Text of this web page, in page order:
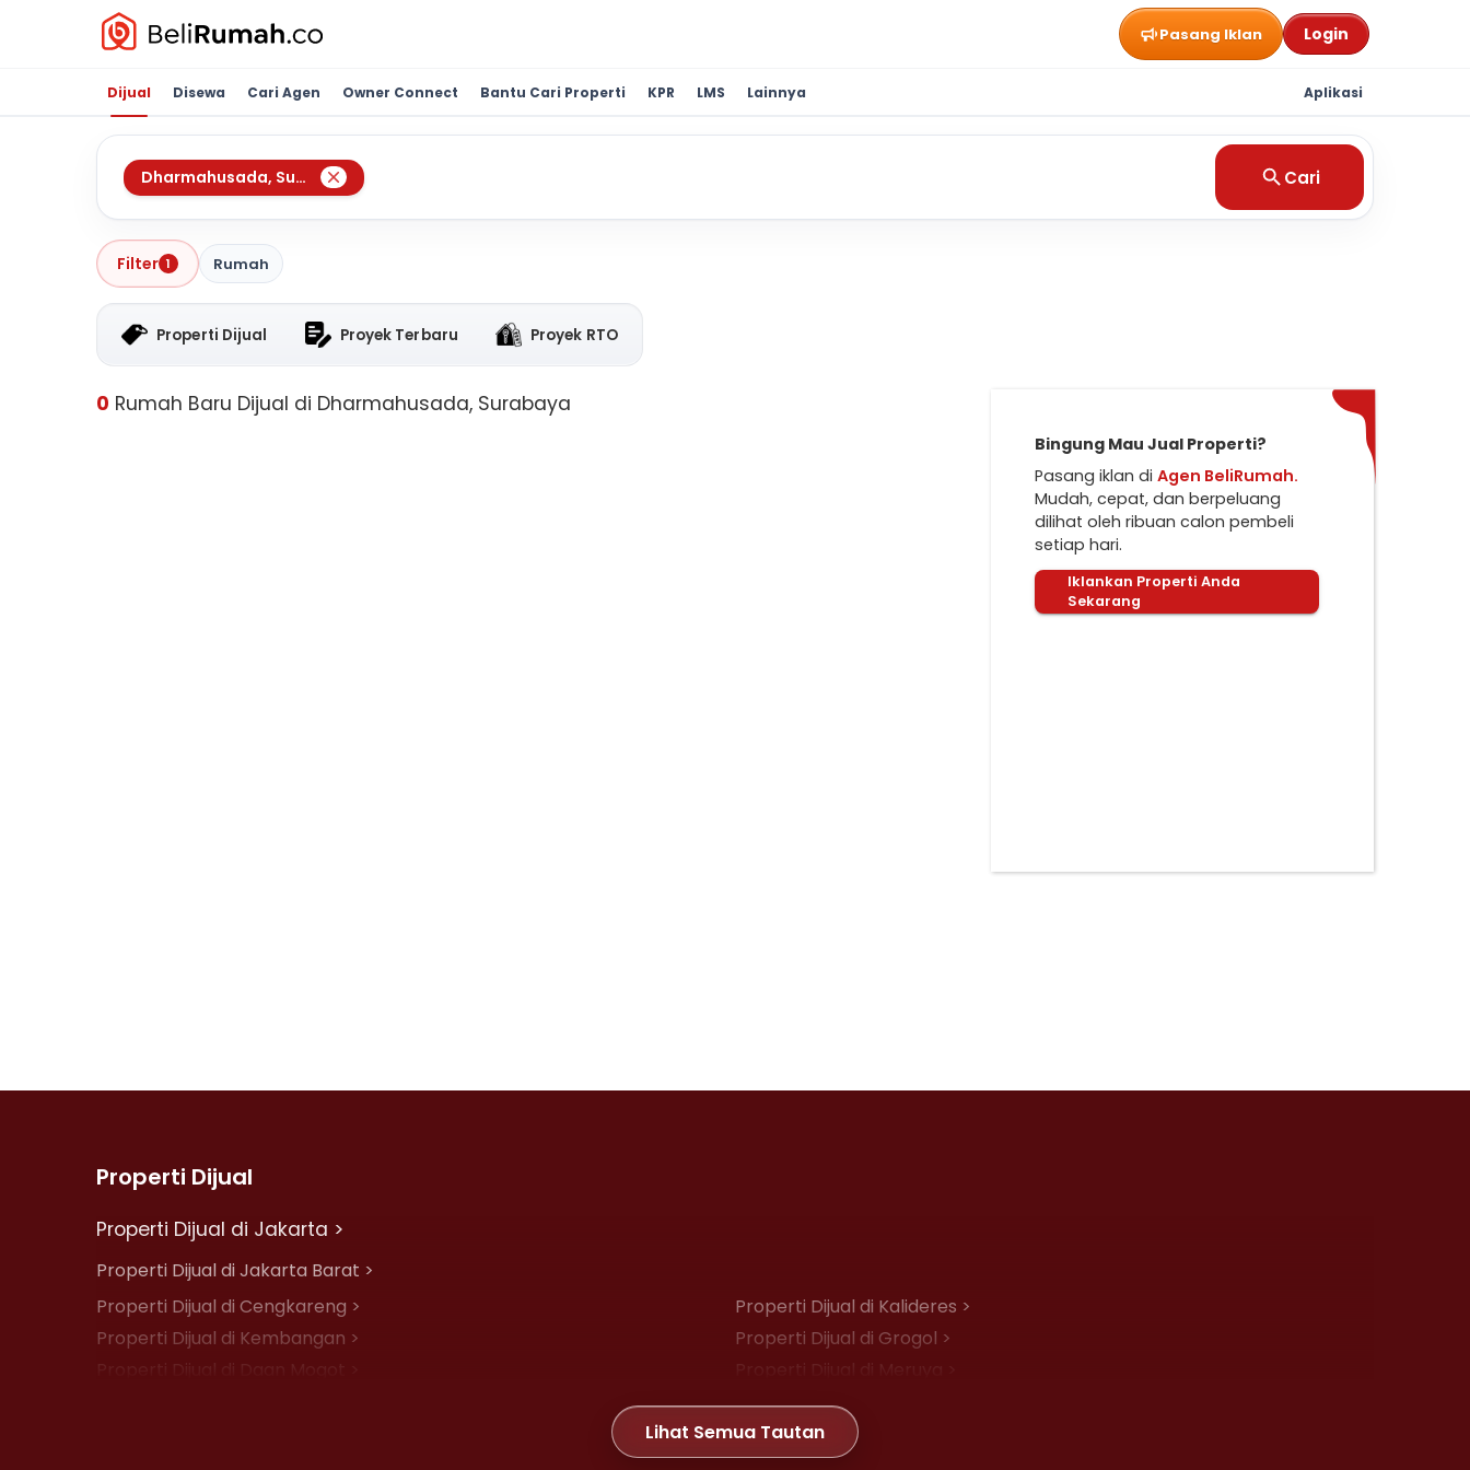
Pasang Iklan Login
Dijual Disewa Cari Agen Owner Connect Bantu Cari Properti KPR LMS Lainnya Aplikasi
Dharmahusada, Surabaya Cari
Filter 1 Rumah
Properti Dijual Proyek Terbaru Proyek RTO
0 Rumah Baru Dijual di Dharmahusada, Surabaya
Bingung Mau Jual Properti?
Pasang iklan di Agen BeliRumah.
Mudah, cepat, dan berpeluang
dilihat oleh ribuan calon pembeli
setiap hari.
Iklankan Properti Anda
Sekarang
Properti Dijual
Properti Dijual di Jakarta >
Properti Dijual di Jakarta Barat >
Properti Dijual di Cengkareng >
Properti Dijual di Kalideres >
Properti Dijual di Kembangan >
Properti Dijual di Grogol >
Properti Dijual di Daan Mogot >
Properti Dijual di Meruya >
Properti Dijual di Joglo >
Lihat Semua Tautan